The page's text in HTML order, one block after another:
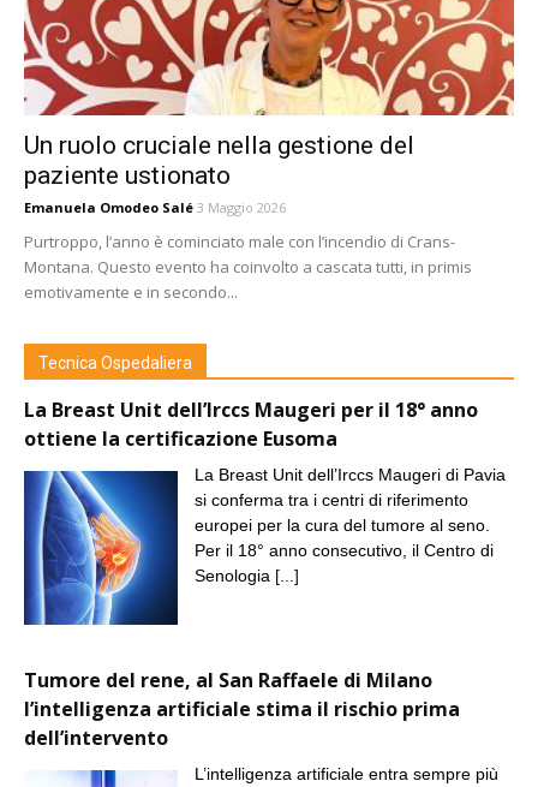
Un ruolo cruciale nella gestione del
paziente ustionato
Emanuela Omodeo Salé 3 Maggio 2026
Purtroppo, l’anno è cominciato male con l’incendio di Crans-
Montana. Questo evento ha coinvolto a cascata tutti, in primis
emotivamente e in secondo...
Tecnica Ospedaliera
La Breast Unit dell’Irccs Maugeri per il 18° anno
ottiene la certificazione Eusoma
La Breast Unit dell’Irccs Maugeri di Pavia
si conferma tra i centri di riferimento
europei per la cura del tumore al seno.
Per il 18° anno consecutivo, il Centro di
Senologia [...]
Tumore del rene, al San Raffaele di Milano
l’intelligenza artificiale stima il rischio prima
dell’intervento
L’intelligenza artificiale entra sempre più